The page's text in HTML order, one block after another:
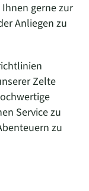
gerne zur
Anliegen zu
Zelte
Service zu
zu